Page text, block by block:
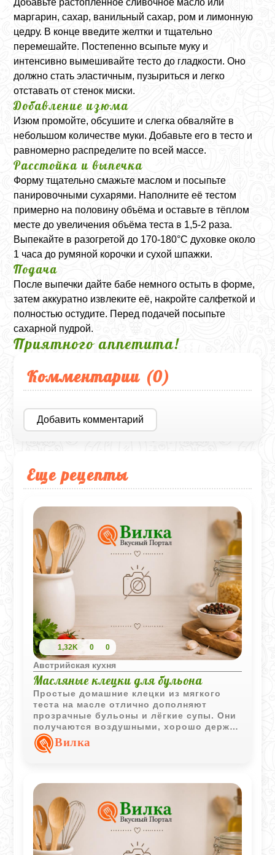
Добавьте растопленное сливочное масло или
маргарин, сахар, ванильный сахар, ром и лимонную
цедру. В конце введите желтки и тщательно
перемешайте. Постепенно всыпьте муку и
интенсивно вымешивайте тесто до гладкости. Оно
должно стать эластичным, пузыриться и легко
отставать от стенок миски.
Добавление изюма
Изюм промойте, обсушите и слегка обваляйте в
небольшом количестве муки. Добавьте его в тесто и
равномерно распределите по всей массе.
Расстойка и выпечка
Форму тщательно смажьте маслом и посыпьте
панировочными сухарями. Наполните её тестом
примерно на половину объёма и оставьте в тёплом
месте до увеличения объёма теста в 1,5-2 раза.
Выпекайте в разогретой до 170-180°C духовке около
1 часа до румяной корочки и сухой шпажки.
Подача
После выпечки дайте бабе немного остыть в форме,
затем аккуратно извлеките её, накройте салфеткой и
полностью остудите. Перед подачей посыпьте
сахарной пудрой.
Приятного аппетита!
Комментарии (0)
Добавить комментарий
Еще рецепты
1,32K 0 0
Австрийская кухня
Масляные клецки для бульона
Простые домашние клецки из мягкого
теста на масле отлично дополняют
прозрачные бульоны и лёгкие супы. Они
получаются воздушными, хорошо держат
форму и делают первое блюдо более
сытным.
Вилка